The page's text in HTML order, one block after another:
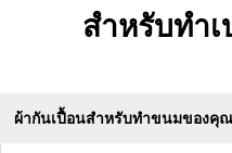
สำหรับทำเ
ผ้ากันเปื้อนสำหรับทำขนมของคุ